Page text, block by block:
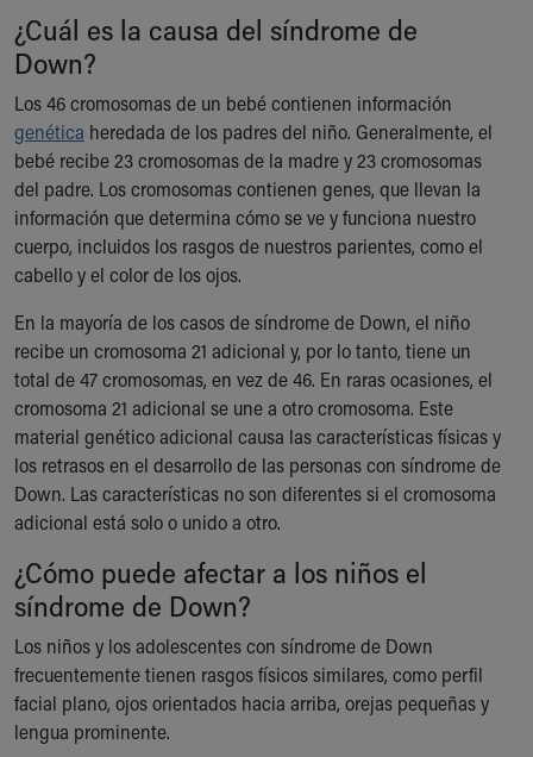
Safe Sleep
About Akron Children's Pediatrics
Who We Are
Building a Brighter Future
Our Mission, Vision, Promise
Calendar of Events
Community Mission
Connect With Us
Our Culture of Caring
Newsroom
Quality and Patient Safety
Unity and Engagement
Women's Board
Our History
More childhood, please.™
Cincinnati Children's
Your Visit
MyChart Telehealth Visits
Directions
Doggie Brigade
During Your Visit
Financial Services
Rest Accommodations
Visiting
Gift Shop
¿Cuál es la causa del síndrome de
Down?
Los 46 cromosomas de un bebé contienen información
genética heredada de los padres del niño. Generalmente, el
bebé recibe 23 cromosomas de la madre y 23 cromosomas
del padre. Los cromosomas contienen genes, que llevan la
información que determina cómo se ve y funciona nuestro
cuerpo, incluidos los rasgos de nuestros parientes, como el
cabello y el color de los ojos.
En la mayoría de los casos de síndrome de Down, el niño
recibe un cromosoma 21 adicional y, por lo tanto, tiene un
total de 47 cromosomas, en vez de 46. En raras ocasiones, el
cromosoma 21 adicional se une a otro cromosoma. Este
material genético adicional causa las características físicas y
los retrasos en el desarrollo de las personas con síndrome de
Down. Las características no son diferentes si el cromosoma
adicional está solo o unido a otro.
¿Cómo puede afectar a los niños el
síndrome de Down?
Los niños y los adolescentes con síndrome de Down
frecuentemente tienen rasgos físicos similares, como perfil
facial plano, ojos orientados hacia arriba, orejas pequeñas y
lengua prominente.